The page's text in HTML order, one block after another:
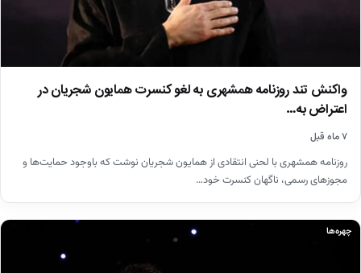
واکنش تند روزنامه همشهری به لغو کنسرت همایون شجریان در
اعتراض به…
۷ ماه قبل
روزنامه همشهری با لحنی انتقادی از همایون شجریان نوشت که باوجود حمایت‌ها و
مجوزهای رسمی، ناگهان کنسرت خود…
چهره‌ها